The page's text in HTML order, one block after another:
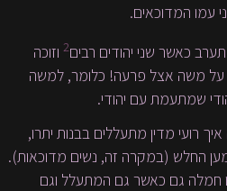
עמו המדוכאים.
כאשר שני יהודים רבים2וזוכה
משה אצל פרעה! כלומר, למשה
שמתעמת עם יהודי.
רועי מדין מתעללים בבנות יתרו,
החלש (במקרה זה, נשים מדוכאות).
חמלה גם כאשר גם המתעלל וגם